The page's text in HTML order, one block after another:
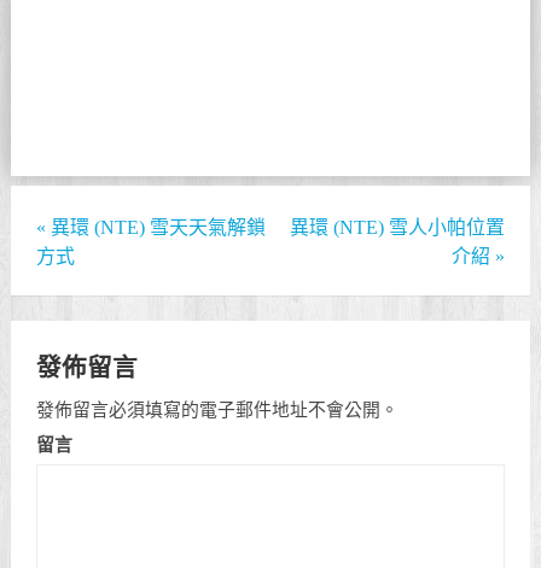
« 異環 (NTE) 雪天天氣解鎖
方式
異環 (NTE) 雪人小帕位置
介紹 »
發佈留言
發佈留言必須填寫的電子郵件地址不會公開。
留言